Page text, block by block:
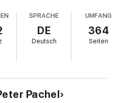
nach Thailand reicht. Die einzige
die Firma AquaTop zu sein.
mit dem Mord zu tun
Erlebnis machen.
SPRACHE
DE
Deutsch
UMFANG
364
Seiten
Pachel